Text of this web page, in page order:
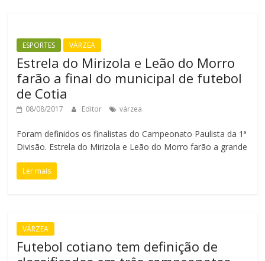
ESPORTES VÁRZEA
Estrela do Mirizola e Leão do Morro
farão a final do municipal de futebol
de Cotia
08/08/2017 Editor várzea
Foram definidos os finalistas do Campeonato Paulista da 1ª
Divisão. Estrela do Mirizola e Leão do Morro farão a grande
Ler mais
VÁRZEA
Futebol cotiano tem definição de